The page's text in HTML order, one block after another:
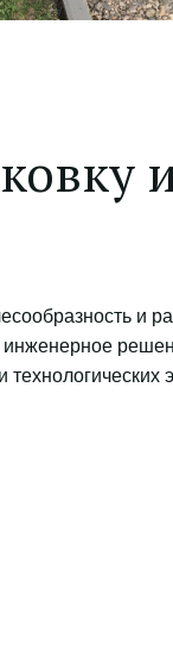
и
инженерное